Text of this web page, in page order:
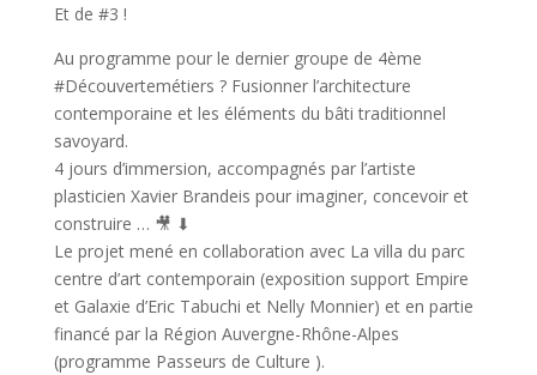
Et de #3 !
Au programme pour le dernier groupe de 4ème
#Découvertemétiers ? Fusionner l’architecture
contemporaine et les éléments du bâti traditionnel
savoyard.
4 jours d’immersion, accompagnés par l’artiste
plasticien Xavier Brandeis pour imaginer, concevoir et
construire … 🎥 ⬇
Le projet mené en collaboration avec La villa du parc
centre d’art contemporain (exposition support Empire
et Galaxie d’Eric Tabuchi et Nelly Monnier) et en partie
financé par la Région Auvergne-Rhône-Alpes
(programme Passeurs de Culture ).